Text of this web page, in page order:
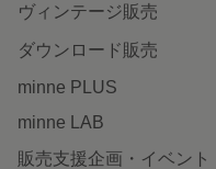
ヴィンテージ販売
ダウンロード販売
minne PLUS
minne LAB
販売支援企画・イベント